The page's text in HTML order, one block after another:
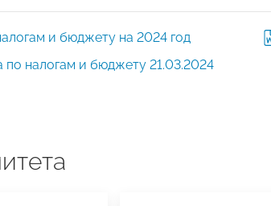
и бюджету на 2024 год
по налогам и бюджету 21.03.2024